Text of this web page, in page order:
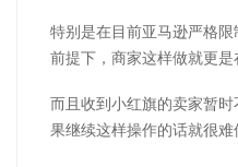
特别是在目前亚马逊严格
前提下，商家这样做就更是
而且收到小红旗的卖家暂
果继续这样操作的话就很难